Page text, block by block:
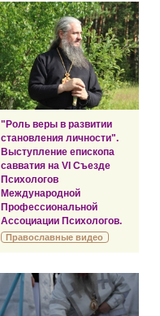
"Роль веры в развитии
становления личности".
Выступление епископа
савватия на VI Съезде
Психологов
Международной
Профессиональной
Ассоциации Психологов.
Православные видео